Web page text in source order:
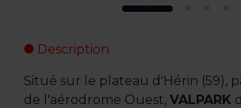
Description
Situé sur le plateau d'Hérin (59),
de l'aérodrome Ouest, VALPARK